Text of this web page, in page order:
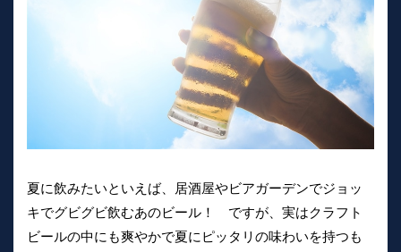
夏に飲みたいといえば、居酒屋やビアガーデンでジョッ
キでグビグビ飲むあのビール！ ですが、実はクラフト
ビールの中にも爽やかで夏にピッタリの味わいを持つも